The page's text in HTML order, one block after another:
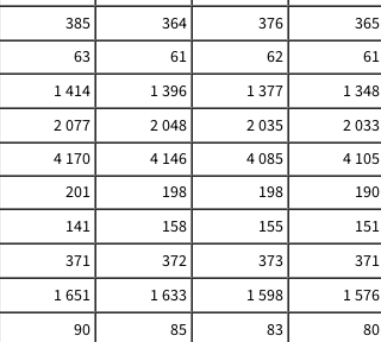
385 364 376 365
63 61 62 61
1 414 1 396 1 377 1 348
2 077 2 048 2 035 2 033
4 170 4 146 4 085 4 105
201 198 198 190
141 158 155 151
371 372 373 371
1 651 1 633 1 598 1 576
90 85 83 80